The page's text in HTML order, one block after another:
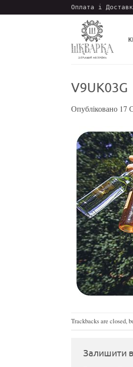
Оплата і
V9UK03G
Опубліковано 17
Trackbacks are closed,
Залишити